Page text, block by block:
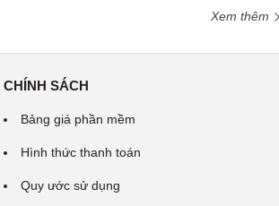
Xem thêm
CHÍNH SÁCH
Bảng giá phần mềm
Hình thức thanh toán
Quy ước sử dụng